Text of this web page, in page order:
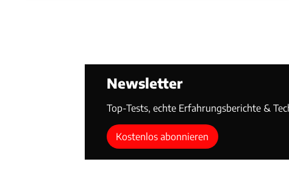
Newsletter
Top-Tests, echte Erfahrungsberichte &
Kostenlos abonnieren